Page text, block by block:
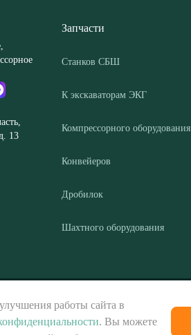
13
Запчасти
Станков СБШ
К экскаваторам ЭКГ
Компрессорного оборудования
Конвейеров
Дробилок
Шахтного оборудования
работы сайта в
. Вы можете